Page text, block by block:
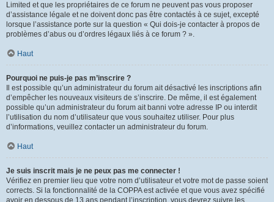
Limited et que les propriétaires de ce forum ne peuvent pas vous proposer
d’assistance légale et ne doivent donc pas être contactés à ce sujet, excepté
lorsque l’assistance porte sur la question « Qui dois-je contacter à propos de
problèmes d’abus ou d’ordres légaux liés à ce forum ? ».
Haut
Pourquoi ne puis-je pas m’inscrire ?
Il est possible qu’un administrateur du forum ait désactivé les inscriptions afin
d’empêcher les nouveaux visiteurs de s’inscrire. De même, il est également
possible qu’un administrateur du forum ait banni votre adresse IP ou interdit
l’utilisation du nom d’utilisateur que vous souhaitez utiliser. Pour plus
d’informations, veuillez contacter un administrateur du forum.
Haut
Je suis inscrit mais je ne peux pas me connecter !
Vérifiez en premier lieu que votre nom d’utilisateur et votre mot de passe soient
corrects. Si la fonctionnalité de la COPPA est activée et que vous avez spécifié
avoir en dessous de 13 ans pendant l’inscription, vous devrez suivre les